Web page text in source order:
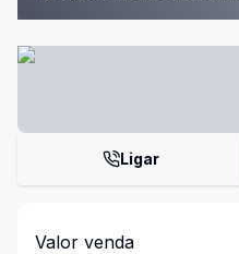
Ligar
Valor venda